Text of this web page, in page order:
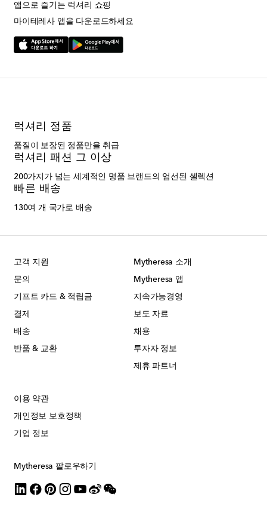
앱으로 즐기는 럭셔리 쇼핑
마이테레사 앱을 다운로드하세요
럭셔리 정품
품질이 보장된 정품만을 취급
럭셔리 패션 그 이상
200가지가 넘는 세계적인 명품 브랜드의 엄선된 셀렉션
빠른 배송
130여 개 국가로 배송
고객 지원
문의
기프트 카드 & 적립금
결제
배송
반품 & 교환
Mytheresa 소개
Mytheresa 앱
지속가능경영
보도 자료
채용
투자자 정보
제휴 파트너
이용 약관
개인정보 보호정책
기업 정보
Mytheresa 팔로우하기